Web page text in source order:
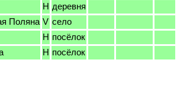
H деревня
Поляна V село
H посёлок
H посёлок